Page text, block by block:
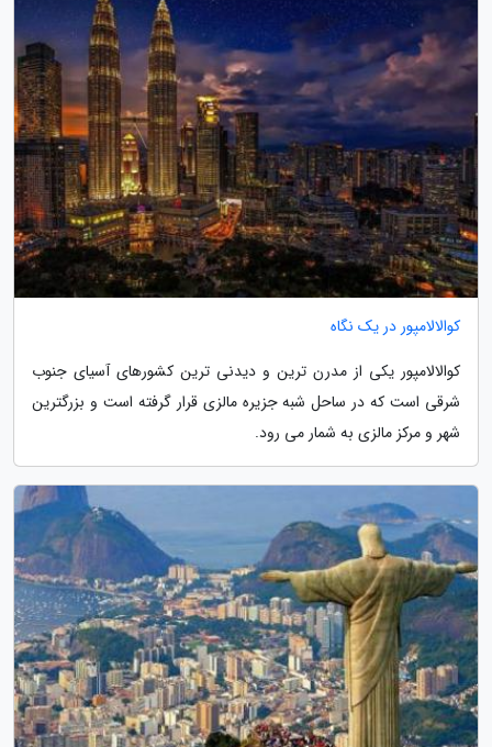
کوالالامپور در یک نگاه
کوالالامپور یکی از مدرن ترین و دیدنی ترین کشورهای آسیای جنوب
شرقی است که در ساحل شبه جزیره مالزی قرار گرفته است و بزرگترین
شهر و مرکز مالزی به شمار می رود.